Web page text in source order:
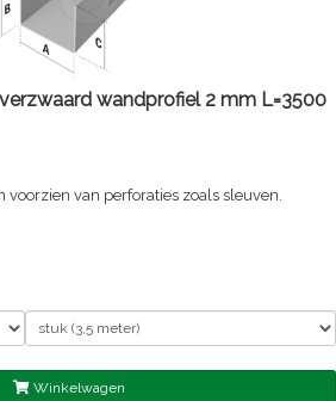
wandprofiel 2 mm L=3500
van perforaties zoals sleuven.
Winkelwagen